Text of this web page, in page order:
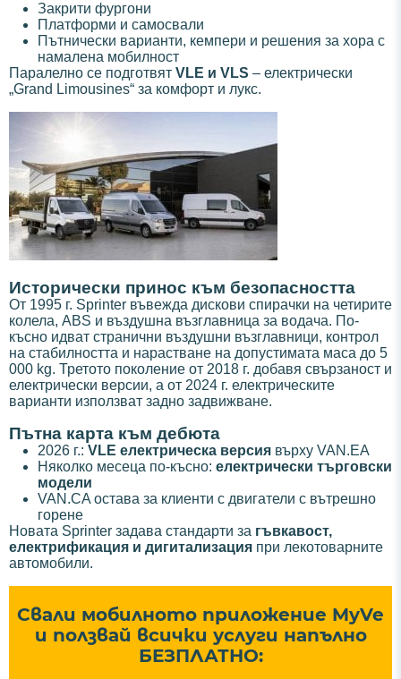
Закрити фургони
Платформи и самосвали
Пътнически варианти, кемпери и решения за хора с
намалена мобилност
Паралелно се подготвят VLE и VLS – електрически
„Grand Limousines“ за комфорт и лукс.
Исторически принос към безопасността
От 1995 г. Sprinter въвежда дискови спирачки на четирите
колела, ABS и въздушна възглавница за водача. По-
късно идват странични въздушни възглавници, контрол
на стабилността и нарастване на допустимата маса до 5
000 kg. Третото поколение от 2018 г. добавя свързаност и
електрически версии, а от 2024 г. електрическите
варианти използват задно задвижване.
Пътна карта към дебюта
2026 г.: VLE електрическа версия върху VAN.EA
Няколко месеца по-късно: електрически търговски
модели
VAN.CA остава за клиенти с двигатели с вътрешно
горене
Новата Sprinter задава стандарти за гъвкавост,
електрификация и дигитализация при лекотоварните
автомобили.
Свали мобилното приложение MyVe
и ползвай всички услуги напълно
БЕЗПЛАТНО: